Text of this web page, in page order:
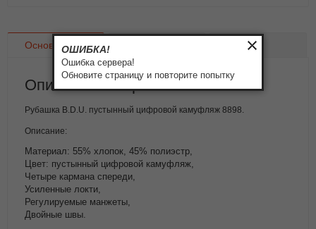
Основное Оплата
Описание товара
Рубашка B.D.U. пустынный цифровой камуфляж 8898.
Описание:
Материал: 55% хлопок, 45% полиэстр,
Цвет: пустынный цифровой камуфляж,
Четыре кармана спереди,
Усиленные локти,
Регулируемые манжеты,
Двойные швы.
ОШИБКА!
Ошибка сервера!
Обновите страницу и повторите попытку